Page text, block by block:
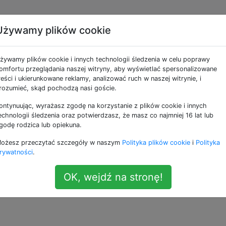
.crt do pęku kluczy
na urządzenie iPhone za pośrednictwem Dropbox i
instrukcje,aby dodać go do pęku kluczy urządzenia:
ale mój iPhone nie wie, co otworzyć .crt?
aby dodać certyfikat do mojego pęku kluczy?
plików cookie
plików cookie i innych technologii śledzenia w celu poprawy
przeglądania naszej witryny, aby wyświetlać spersonalizowane
i ukierunkowane reklamy, analizować ruch w naszej witrynie, i
skąd pochodzą nasi goście.
wyrażasz zgodę na korzystanie z plików cookie i innych
śledzenia oraz potwierdzasz, że masz co najmniej 16 lat lub
rodzica lub opiekuna.
przeczytać szczegóły w naszym Polityka plików cookie i Polityka
.
OK, wejdź na stronę!